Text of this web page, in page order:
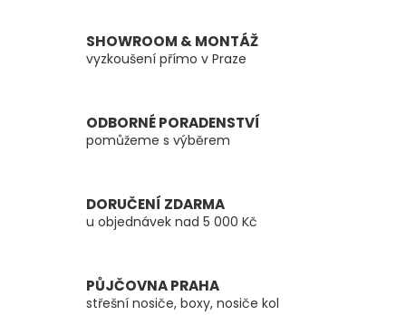
SHOWROOM & MONTÁŽ
vyzkoušení přímo v Praze
ODBORNÉ PORADENSTVÍ
pomůžeme s výběrem
DORUČENÍ ZDARMA
u objednávek nad 5 000 Kč
PŮJČOVNA PRAHA
střešní nosiče, boxy, nosiče kol